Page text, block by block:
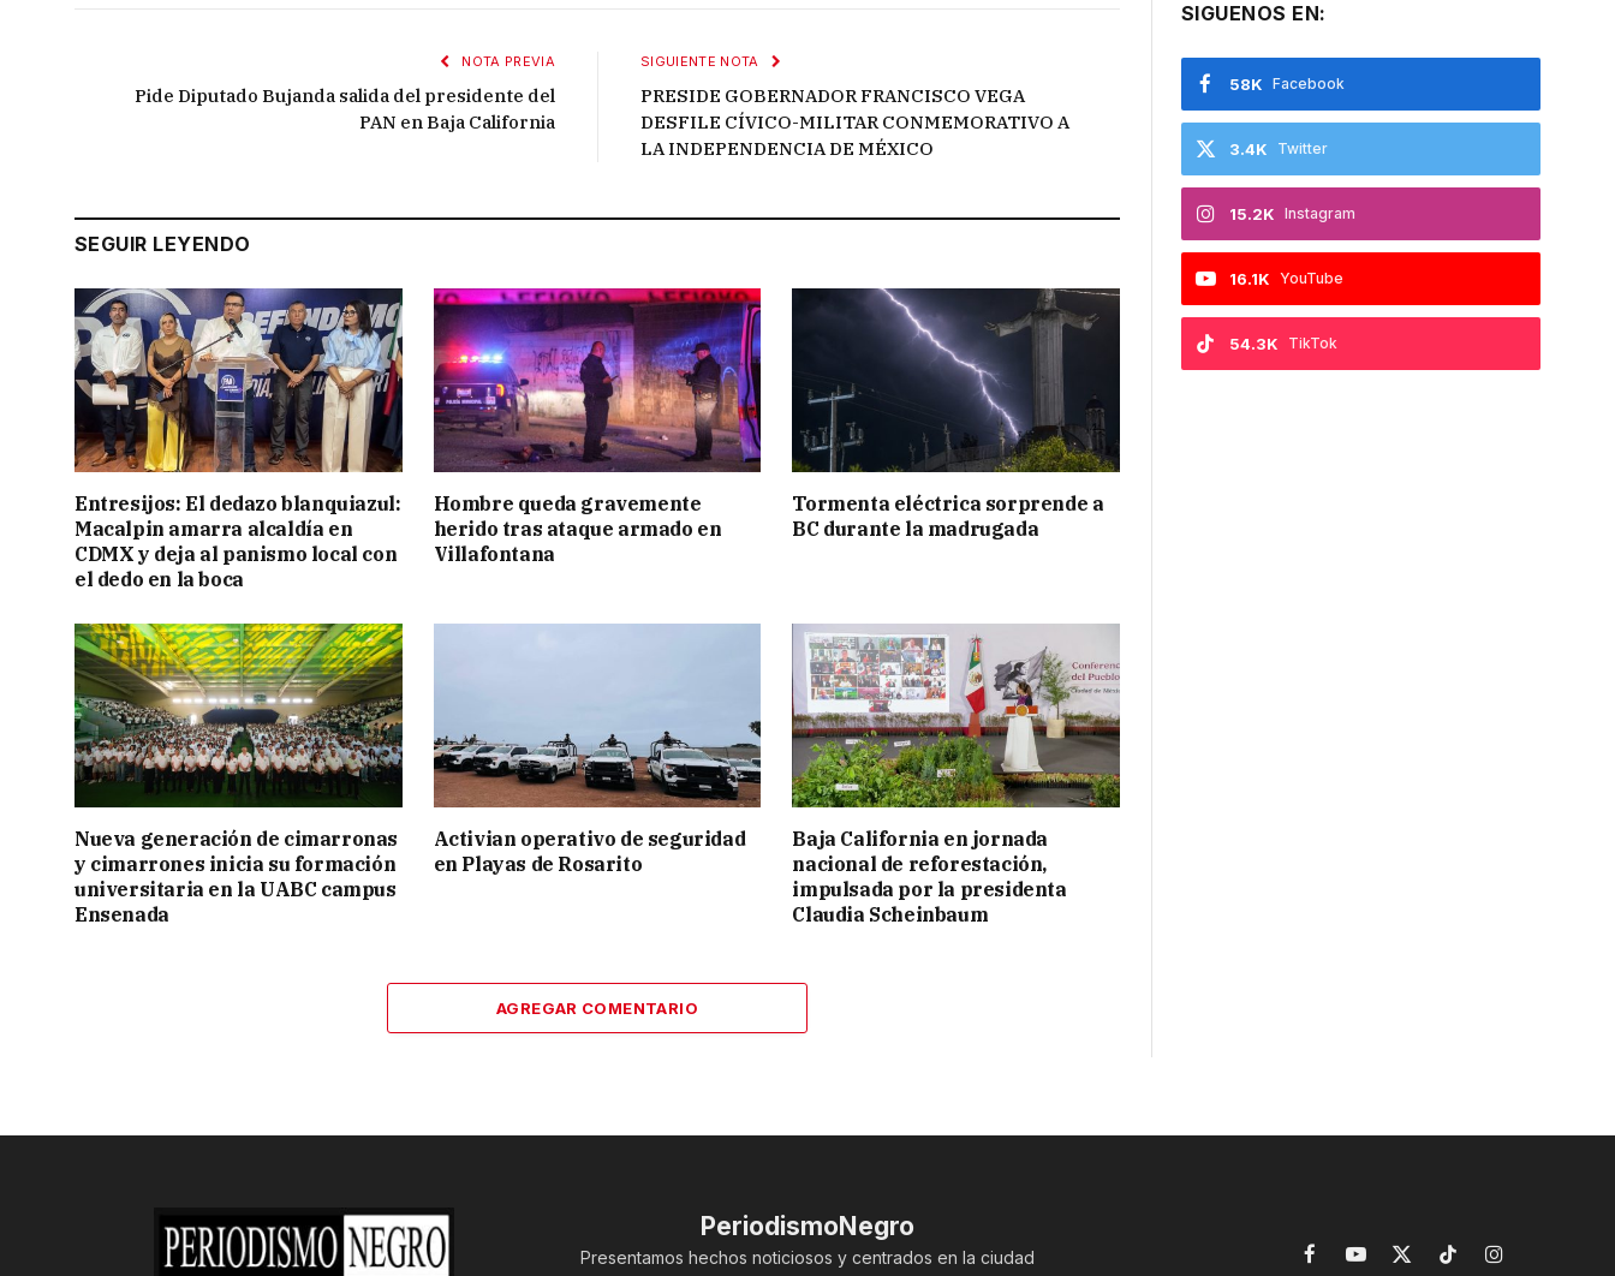
NOTA PREVIA
Pide Diputado Bujanda salida del presidente del
PAN en Baja California
SIGUIENTE NOTA
PRESIDE GOBERNADOR FRANCISCO VEGA
DESFILE CÍVICO-MILITAR CONMEMORATIVO A
LA INDEPENDENCIA DE MÉXICO
SEGUIR LEYENDO
Entresijos: El dedazo blanquiazul:
Macalpin amarra alcaldía en
CDMX y deja al panismo local con
el dedo en la boca
Hombre queda gravemente
herido tras ataque armado en
Villafontana
Tormenta eléctrica sorprende a
BC durante la madrugada
Nueva generación de cimarronas
y cimarrones inicia su formación
universitaria en la UABC campus
Ensenada
Activian operativo de seguridad
en Playas de Rosarito
Baja California en jornada
nacional de reforestación,
impulsada por la presidenta
Claudia Scheinbaum
AGREGAR COMENTARIO
SIGUENOS EN:
Facebook
58K
Twitter
3.4K
Instagram
15.2K
YouTube
16.1K
TikTok
54.3K
PeriodismoNegro
Presentamos hechos noticiosos y centrados en la ciudad
FacebookYouTube
X TikTokInstagram